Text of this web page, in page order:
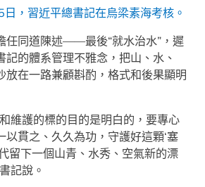
，習近平總書記在烏梁素海考核。
任同道陳述——最後“就水治水”，遲
記的體系管理不雅念，把山、水、
放在一路兼顧斟酌，格式和後果顯明
維護的標的目的是明白的，要專心
以貫之、久久為功，守護好這顆‘塞
留下一個山青、水秀、空氣新的漂
記說。